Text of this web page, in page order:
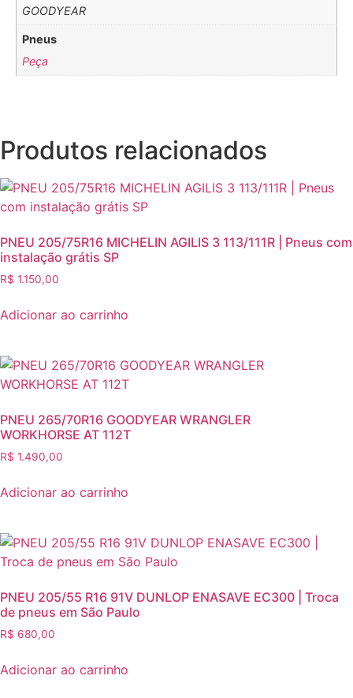
GOODYEAR
Pneus
Peça
Produtos relacionados
PNEU 205/75R16 MICHELIN AGILIS 3 113/111R | Pneus com
instalação grátis SP
R$ 1.150,00
Adicionar ao carrinho
PNEU 265/70R16 GOODYEAR WRANGLER
WORKHORSE AT 112T
R$ 1.490,00
Adicionar ao carrinho
PNEU 205/55 R16 91V DUNLOP ENASAVE EC300 | Troca
de pneus em São Paulo
R$ 680,00
Adicionar ao carrinho